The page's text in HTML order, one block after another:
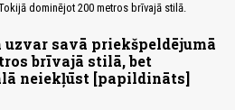
dominējot 200 metros brīvajā stilā.
uzvar savā priekšpeldējumā
brīvajā stilā, bet
neiekļūst [papildināts]